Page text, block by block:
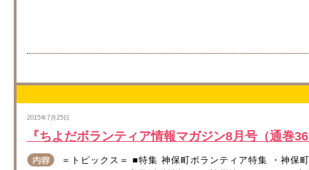
2015年7月25日
『ちよだボランティア情報マガジン8月号（通巻
＝トピックス＝ ■特集 神保町ボランティア特集 ・神保